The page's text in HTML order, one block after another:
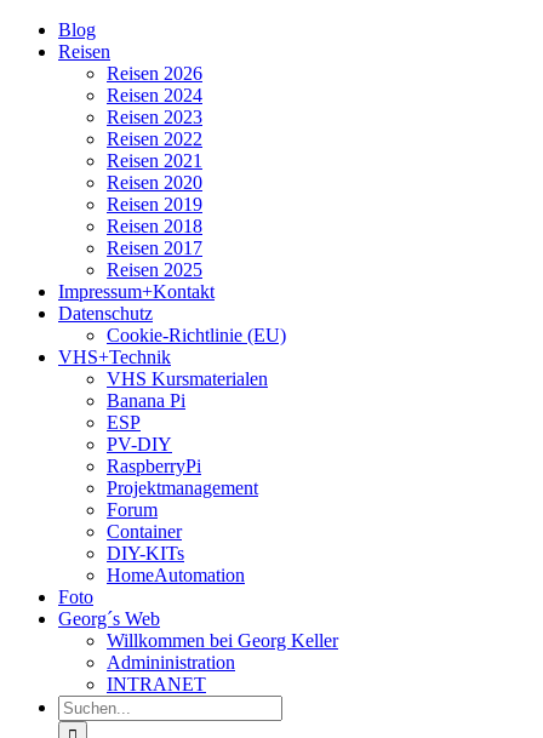
Zum
Inhalt
Blog
Reisen
Reisen 2026
Reisen 2024
Reisen 2023
Reisen 2022
Reisen 2021
Reisen 2020
Reisen 2019
Reisen 2018
Reisen 2017
Reisen 2025
Impressum+Kontakt
Datenschutz
Cookie-Richtlinie (EU)
VHS+Technik
VHS Kursmaterialen
Banana Pi
ESP
PV-DIY
RaspberryPi
Projektmanagement
Forum
Container
DIY-KITs
HomeAutomation
Foto
Georg´s Web
Willkommen bei Georg Keller
Admininistration
INTRANET
Suche
nach: